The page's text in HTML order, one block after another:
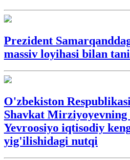
Prezident
massiv loyihasi bilan
O'zbekiston
Shavkat
Yevroosiyo iqtisodiy
yig'ilishidagi nutqi